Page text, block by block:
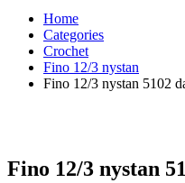
Home
Categories
Crochet
Fino 12/3 nystan
Fino 12/3 nystan 5102
Fino 12/3 nystan